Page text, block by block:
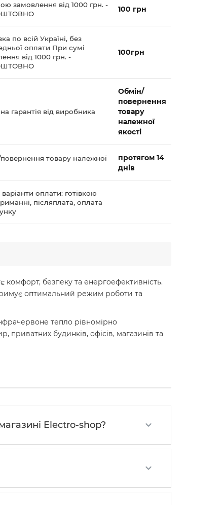
замовлення від 1000 грн. -
100 грн
по всій Україні, без
оплати При сумі
від 1000 грн. -
100грн
гарантія від виробника
Обмін/
повернення
товару
належної
якості
товару належної
протягом 14
днів
варіанти оплати: готівкою
післяплата, оплата
комфорт, безпеку та енергоефективність.
оптимальний режим роботи та
тепло рівномірно
приватних будинків, офісів, магазинів та
Electro-shop?